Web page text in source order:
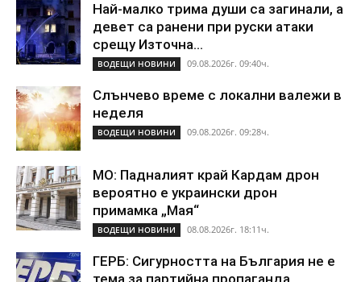
Най-малко трима души са загинали, а
девет са ранени при руски атаки
срещу Източна...
ВОДЕЩИ НОВИНИ 09.08.2026г. 09:40ч.
Слънчево време с локални валежи в
неделя
ВОДЕЩИ НОВИНИ 09.08.2026г. 09:28ч.
МО: Падналият край Кардам дрон
вероятно е украински дрон
примамка „Мая“
ВОДЕЩИ НОВИНИ 08.08.2026г. 18:11ч.
ГЕРБ: Сигурността на България не е